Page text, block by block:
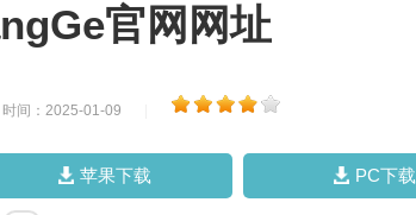
官网网址
时间：2025-01-09
苹果下载 PC下载